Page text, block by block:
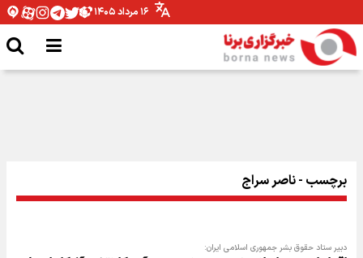
۱۶ مرداد ۱۴۰۵
برچسب - ناصر سراج
دبیر ستاد حقوق بشر جمهوری اسلامی ایران: